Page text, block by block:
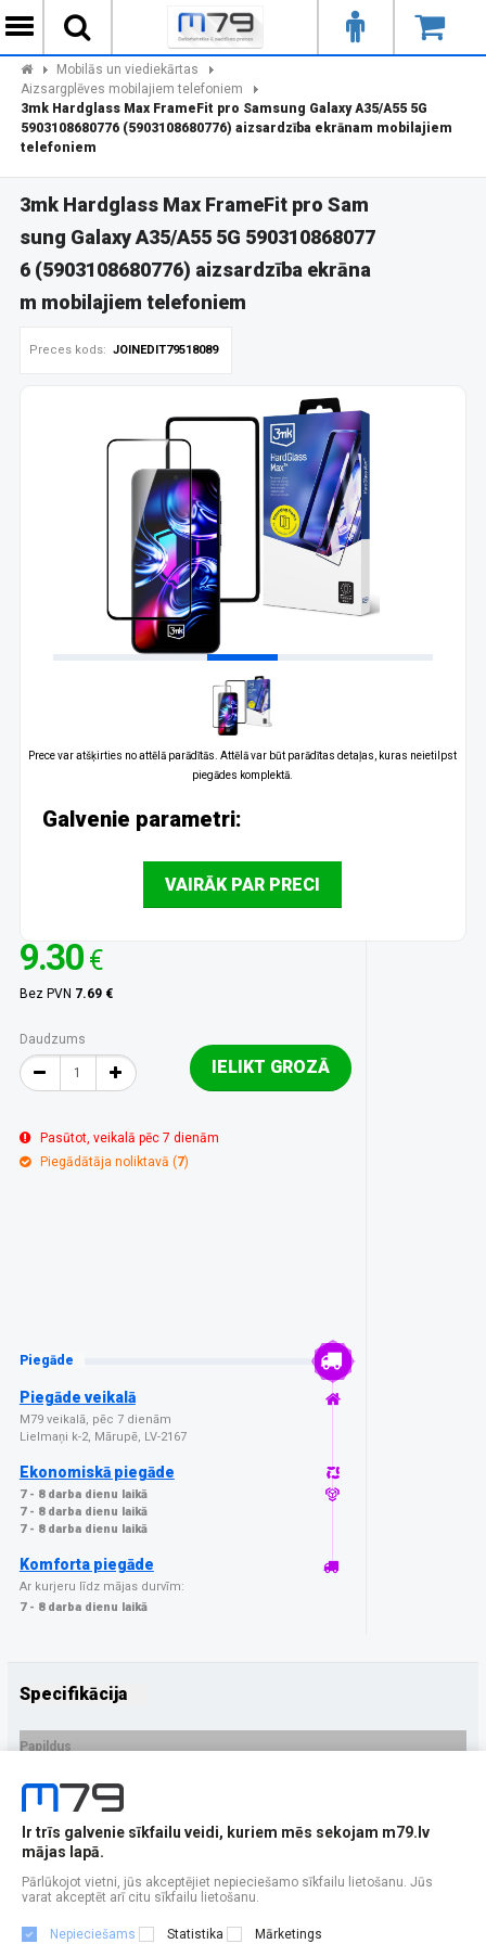
Mobilās un viediekārtas
Aizsargplēves mobilajiem telefoniem
3mk Hardglass Max FrameFit pro Samsung Galaxy A35/A55 5G
5903108680776 (5903108680776) aizsardzība ekrānam mobilajiem
telefoniem
3mk Hardglass Max FrameFit pro Sam
sung Galaxy A35/A55 5G 590310868077
6 (5903108680776) aizsardzība ekrāna
m mobilajiem telefoniem
Preces kods: JOINEDIT79518089
Prece var atšķirties no attēlā parādītās. Attēlā var būt parādītas detaļas, kuras neietilpst
piegādes komplektā.
Galvenie parametri:
VAIRĀK PAR PRECI
9.30 €
Bez PVN 7.69 €
Daudzums
IELIKT GROZĀ
Pasūtot, veikalā pēc 7 dienām
Piegādātāja noliktavā (7)
Piegāde
Piegāde veikalā
M79 veikalā, pēc 7 dienām
Lielmaņi k-2, Mārupē, LV-2167
Ekonomiskā piegāde
7 - 8 darba dienu laikā
7 - 8 darba dienu laikā
7 - 8 darba dienu laikā
Komforta piegāde
Ar kurjeru līdz mājas durvīm:
7 - 8 darba dienu laikā
Specifikācija
Papildus
Ražotājs
PRECES APRAKSTS
EAN - 5903108680776
Ir trīs galvenie sīkfailu veidi, kuriem mēs sekojam m79.lv
mājas lapā.
Pārlūkojot vietni, jūs akceptējiet nepieciešamo sīkfailu lietošanu. Jūs
varat akceptēt arī citu sīkfailu lietošanu.
Nepieciešams Statistika Mārketings